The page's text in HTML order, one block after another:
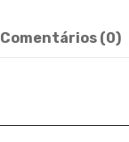
Comentários (0)